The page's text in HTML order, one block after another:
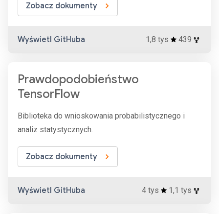
Zobacz dokumenty
Wyświetl GitHuba 1,8 tys 439
Prawdopodobieństwo
TensorFlow
Biblioteka do wnioskowania probabilistycznego i
analiz statystycznych.
Zobacz dokumenty
Wyświetl GitHuba 4 tys 1,1 tys